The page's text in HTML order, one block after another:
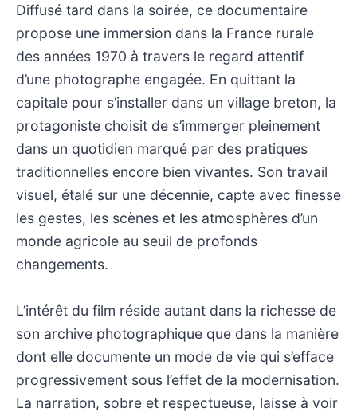
Diffusé tard dans la soirée, ce documentaire
propose une immersion dans la France rurale
des années 1970 à travers le regard attentif
d’une photographe engagée. En quittant la
capitale pour s’installer dans un village breton, la
protagoniste choisit de s’immerger pleinement
dans un quotidien marqué par des pratiques
traditionnelles encore bien vivantes. Son travail
visuel, étalé sur une décennie, capte avec finesse
les gestes, les scènes et les atmosphères d’un
monde agricole au seuil de profonds
changements.
L’intérêt du film réside autant dans la richesse de
son archive photographique que dans la manière
dont elle documente un mode de vie qui s’efface
progressivement sous l’effet de la modernisation.
La narration, sobre et respectueuse, laisse à voir